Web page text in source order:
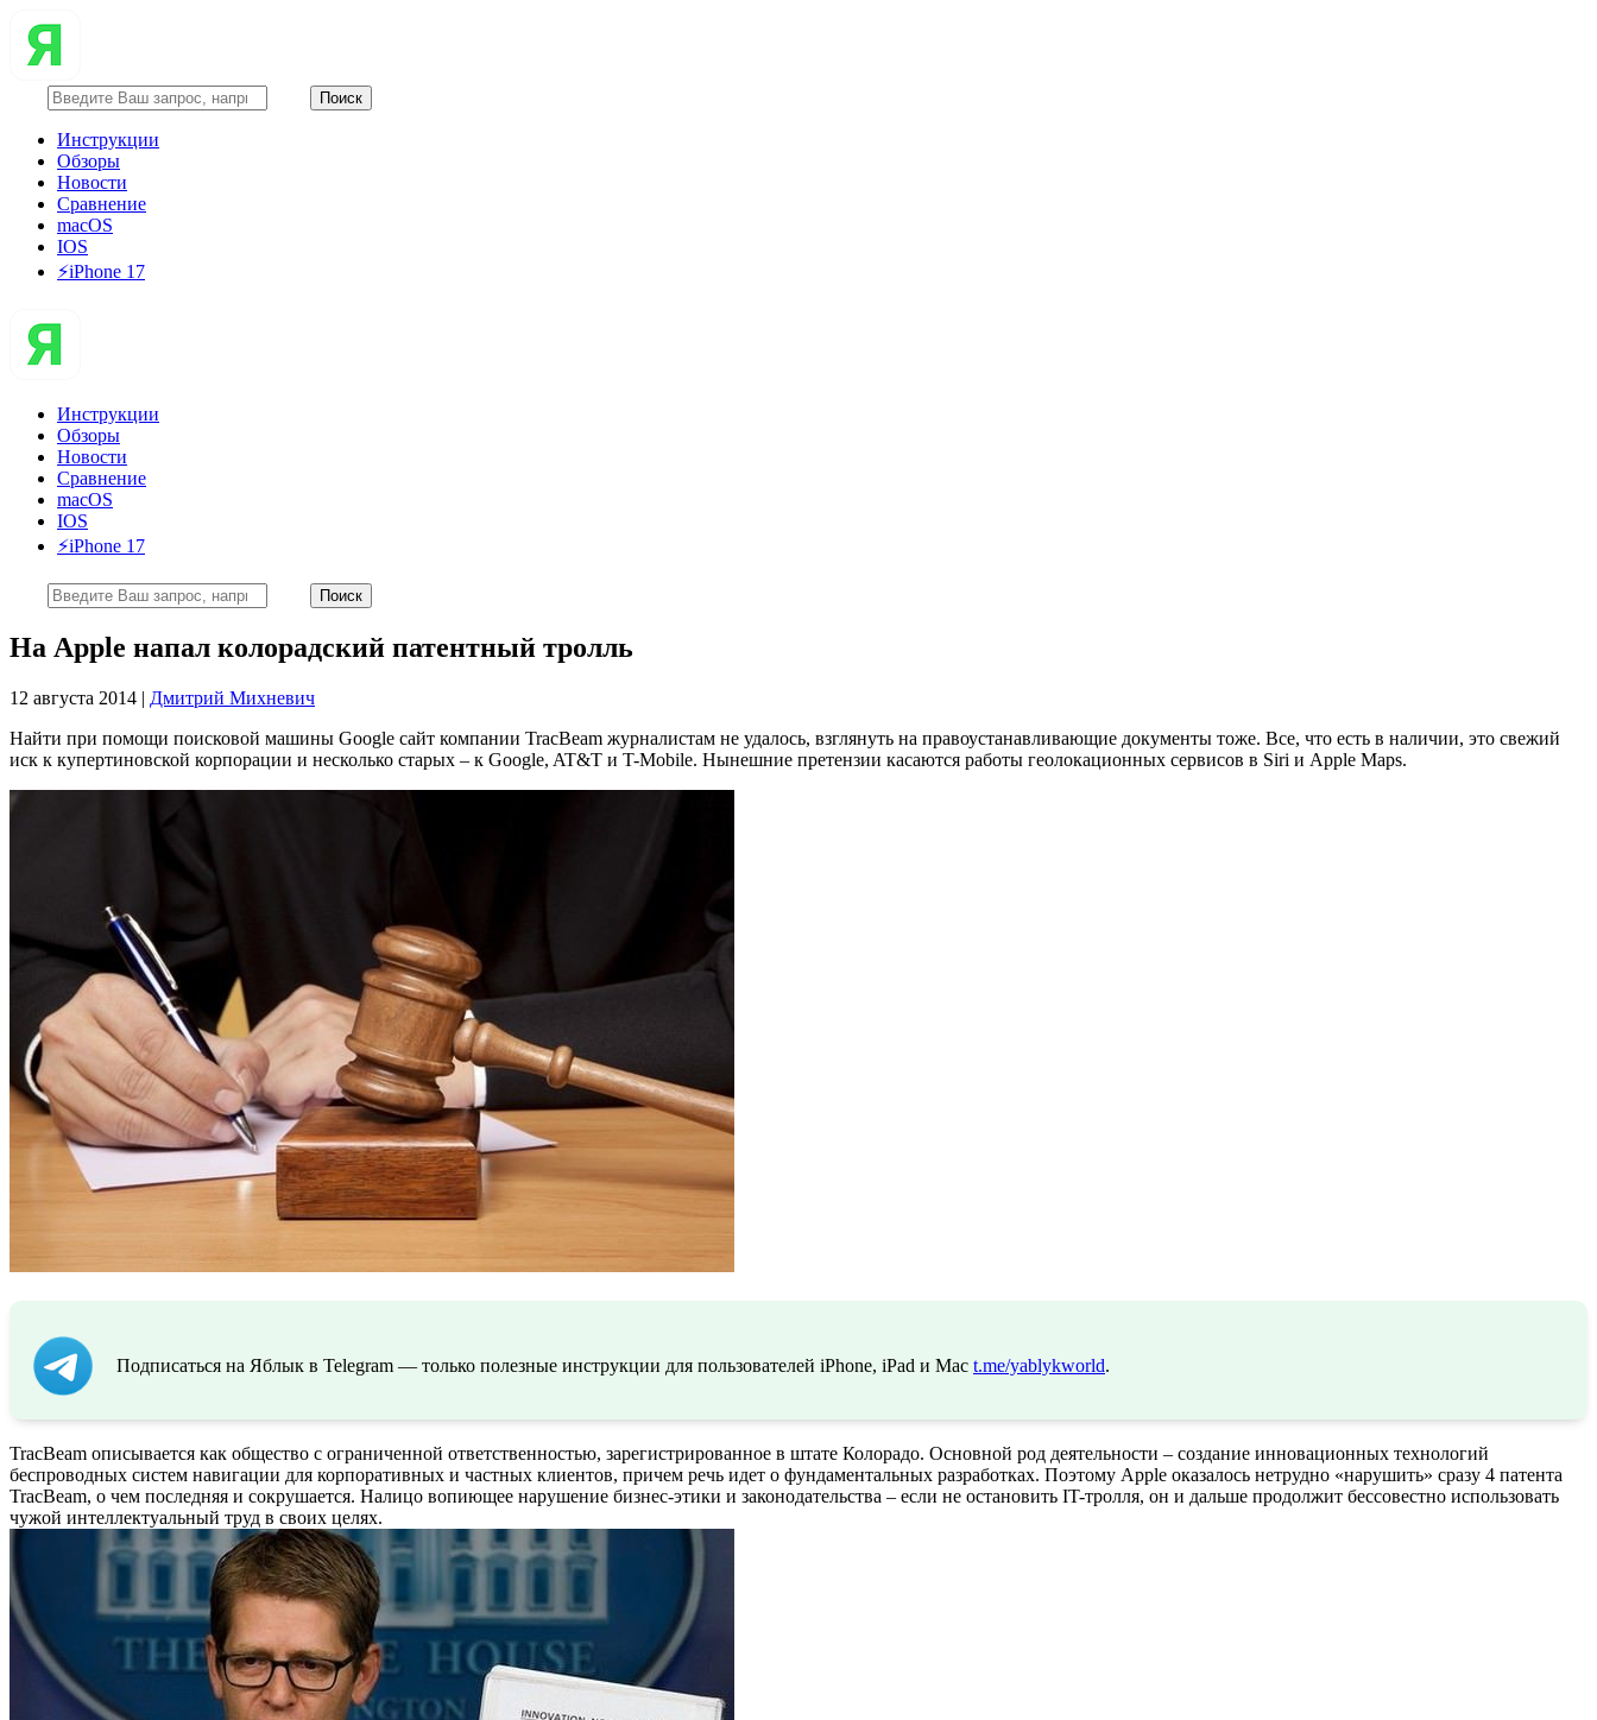
Инструкции
Обзоры
Новости
Сравнение
macOS
IOS
⚡️iPhone 17
Инструкции
Обзоры
Новости
Сравнение
macOS
IOS
⚡️iPhone 17
На Apple напал колорадский патентный тролль
12 августа 2014 | Дмитрий Михневич
Найти при помощи поисковой машины Google сайт компании TracBeam журналистам не удалось, взглянуть на правоустанавливающие документы тоже. Все, что есть в наличии, это свежий
иск к купертиновской корпорации и несколько старых – к Google, AT&T и T-Mobile. Нынешние претензии касаются работы геолокационных сервисов в Siri и Apple Maps.
Подписаться на Яблык в Telegram — только полезные инструкции для пользователей iPhone, iPad и Mac t.me/yablykworld.
TracBeam описывается как общество с ограниченной ответственностью, зарегистрированное в штате Колорадо. Основной род деятельности – создание инновационных технологий
беспроводных систем навигации для корпоративных и частных клиентов, причем речь идет о фундаментальных разработках. Поэтому Apple оказалось нетрудно «нарушить» сразу 4 патента
TracBeam, о чем последняя и сокрушается. Налицо вопиющее нарушение бизнес-этики и законодательства – если не остановить IT-тролля, он и дальше продолжит бессовестно использовать
чужой интеллектуальный труд в своих целях.